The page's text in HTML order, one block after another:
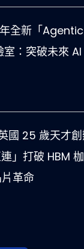
全新「
：突破未來
國 25 歲天才
」打破 HBM 枷
革命